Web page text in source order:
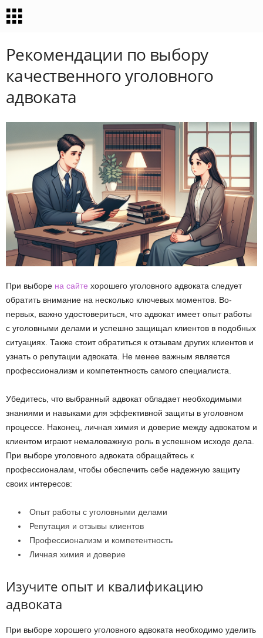
Рекомендации по выбору
качественного уголовного
адвоката
При выборе на сайте хорошего уголовного адвоката следует
обратить внимание на несколько ключевых моментов. Во-
первых, важно удостовериться, что адвокат имеет опыт работы
с уголовными делами и успешно защищал клиентов в подобных
ситуациях. Также стоит обратиться к отзывам других клиентов и
узнать о репутации адвоката. Не менее важным является
профессионализм и компетентность самого специалиста.
Убедитесь, что выбранный адвокат обладает необходимыми
знаниями и навыками для эффективной защиты в уголовном
процессе. Наконец, личная химия и доверие между адвокатом и
клиентом играют немаловажную роль в успешном исходе дела.
При выборе уголовного адвоката обращайтесь к
профессионалам, чтобы обеспечить себе надежную защиту
своих интересов:
Опыт работы с уголовными делами
Репутация и отзывы клиентов
Профессионализм и компетентность
Личная химия и доверие
Изучите опыт и квалификацию
адвоката
При выборе хорошего уголовного адвоката необходимо уделить